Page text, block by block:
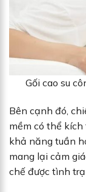
Gối cao su
Bên cạnh đó,
mềm có thể
khả năng tuần
mang lại cảm
chế được tình